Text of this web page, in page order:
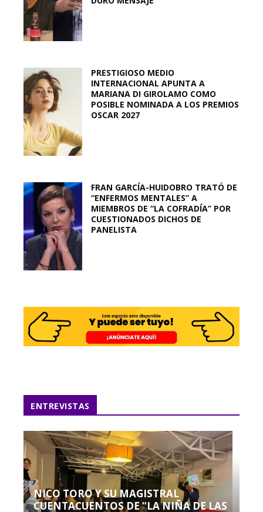
PRESTIGIOSO MEDIO
INTERNACIONAL APUNTA A
MARIANA DI GIROLAMO COMO
POSIBLE NOMINADA A LOS PREMIOS
OSCAR 2027
FRAN GARCÍA-HUIDOBRO TRATÓ DE
“ENFERMOS MENTALES” A
MIEMBROS DE “LA COFRADÍA” POR
CUESTIONADOS DICHOS DE
PANELISTA
ENTREVISTAS
NICO TORO Y SU MAGISTRAL
CUENTACUENTOS DE “LA NIÑA DE LAS